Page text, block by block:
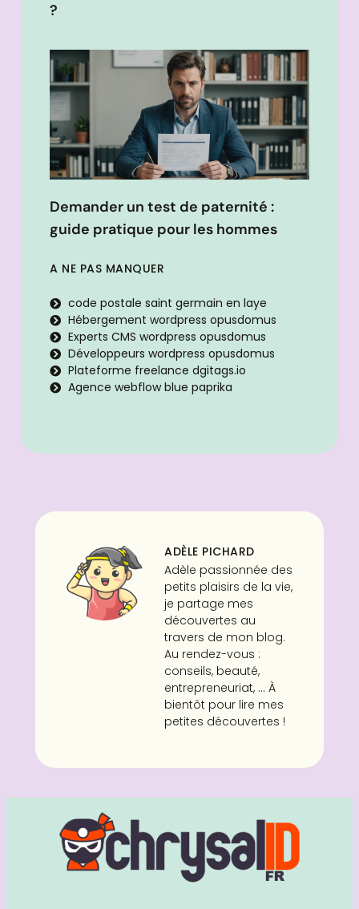
?
Demander un test de paternité :
guide pratique pour les hommes
A NE PAS MANQUER
code postale saint germain en laye
Hébergement wordpress opusdomus
Experts CMS wordpress opusdomus
Développeurs wordpress opusdomus
Plateforme freelance dgitags.io
Agence webflow blue paprika
ADÈLE PICHARD
Adèle passionnée des
petits plaisirs de la vie,
je partage mes
découvertes au
travers de mon blog.
Au rendez-vous :
conseils, beauté,
entrepreneuriat, ... À
bientôt pour lire mes
petites découvertes !